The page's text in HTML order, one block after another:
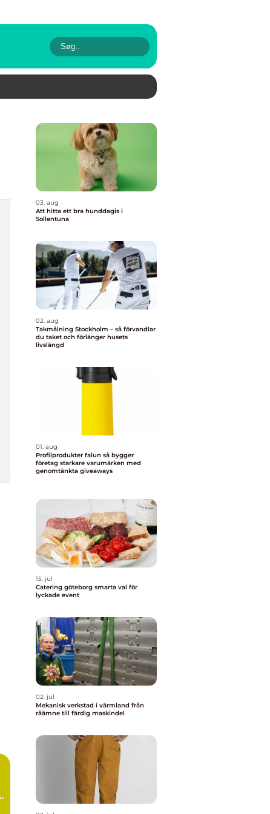
03. aug
Att hitta ett bra hunddagis i
Sollentuna
02. aug
Takmålning Stockholm – så förvandlar
du taket och förlänger husets
livslängd
01. aug
Profilprodukter falun så bygger
företag starkare varumärken med
genomtänkta giveaways
15. jul
Catering göteborg smarta val för
lyckade event
02. jul
Mekanisk verkstad i värmland från
råämne till färdig maskindel